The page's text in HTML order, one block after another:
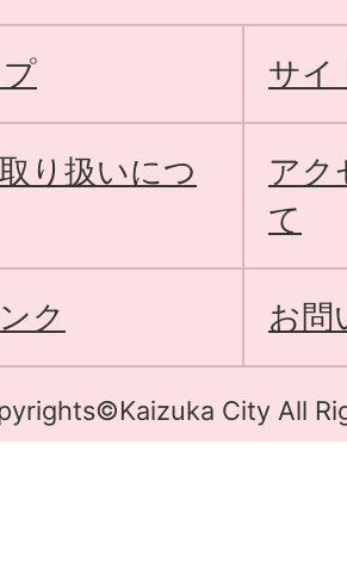
サイ
り扱いにつ
アク
て
ク お問
City All